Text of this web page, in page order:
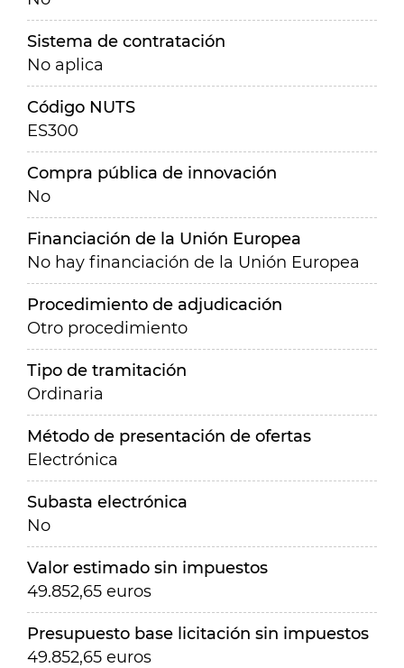
Sistema de contratación
No aplica
Código NUTS
ES300
Compra pública de innovación
No
Financiación de la Unión Europea
No hay financiación de la Unión Europea
Procedimiento de adjudicación
Otro procedimiento
Tipo de tramitación
Ordinaria
Método de presentación de ofertas
Electrónica
Subasta electrónica
No
Valor estimado sin impuestos
49.852,65 euros
Presupuesto base licitación sin impuestos
49.852,65 euros